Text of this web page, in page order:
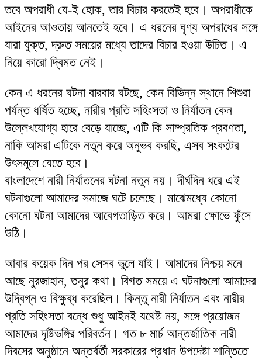
তবে অপরাধী যে-ই হোক, তার বিচার করতেই হবে। অপরাধীকে
আইনের আওতায় আনতেই হবে। এ ধরনের ঘৃণ্য অপরাধের সঙ্গে
যারা যুক্ত, দ্রুত সময়ের মধ্যে তাদের বিচার হওয়া উচিত। এ
নিয়ে কারো দ্বিমত নেই।
কেন এ ধরনের ঘটনা বারবার ঘটছে, কেন বিভিন্ন স্থানে শিশুরা
পর্যন্ত ধর্ষিত হচ্ছে, নারীর প্রতি সহিংসতা ও নির্যাতন কেন
উল্লেখযোগ্য হারে বেড়ে যাচ্ছে, এটি কি সাম্প্রতিক প্রবণতা,
নাকি আমরা এটিকে নতুন করে অনুভব করছি, এসব সংকটের
উৎসমূলে যেতে হবে।
বাংলাদেশে নারী নির্যাতনের ঘটনা নতুন নয়। দীর্ঘদিন ধরে এই
ঘটনাগুলো আমাদের সমাজে ঘটে চলেছে। মাঝেমধ্যে কোনো
কোনো ঘটনা আমাদের আবেগতাড়িত করে। আমরা ক্ষোভে ফুঁসে
উঠি।
আবার কয়েক দিন পর সেসব ভুলে যাই। আমাদের নিশ্চয় মনে
আছে নুরজাহান, তনুর কথা। বিগত সময়ে এ ঘটনাগুলো আমাদের
উদ্বিগ্ন ও বিক্ষুব্ধ করেছিল। কিন্তু নারী নির্যাতন এবং নারীর
প্রতি সহিংসতা বন্ধে শুধু আইনই যথেষ্ট নয়, সঙ্গে প্রয়োজন
আমাদের দৃষ্টিভঙ্গির পরিবর্তন। গত ৮ মার্চ আন্তর্জাতিক নারী
দিবসের অনুষ্ঠানে অন্তর্বর্তী সরকারের প্রধান উপদেষ্টা শান্তিতে